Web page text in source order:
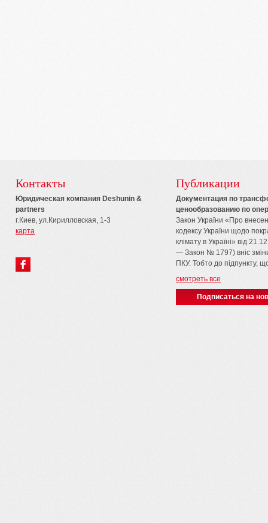
Контакты
Юридическая компания Deshunin &
partners
г.Киев, ул.Кирилловская, 1-3
карта
Публикации
Документация по
ценообразованию по
Закон України «Про
кодексу України щодо
клімату в Україні» від
— Закон № 1797) вніс
ПКУ. Тобто до підпункту,
смотреть все
Подписаться на